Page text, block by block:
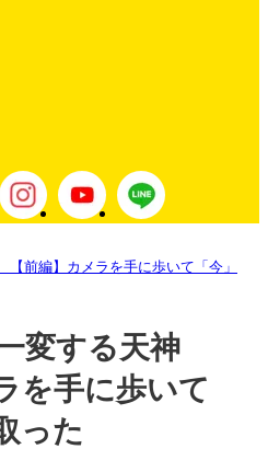
前編】カメラを手に歩いて「今」
変する天神
を手に歩いて
った